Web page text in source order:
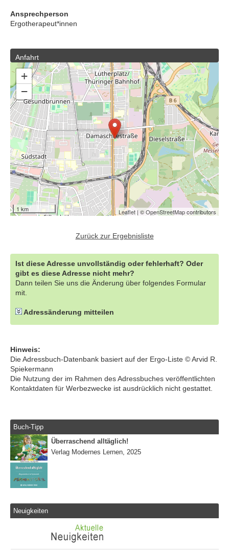
Ansprechperson
Ergotherapeut*innen
Anfahrt
+
−
1 km Leaflet | ©OpenStreetMapcontributors
Zurück zur Ergebnisliste
Ist diese Adresse unvollständig oder fehlerhaft? Oder
gibt es diese Adresse nicht mehr?
Dann teilen Sie uns die Änderung über folgendes Formular
mit.
Adressänderung mitteilen
Hinweis:
Die Adressbuch-Datenbank basiert auf der Ergo-Liste © Arvid R.
Spiekermann
Die Nutzung der im Rahmen des Adressbuches veröffentlichten
Kontaktdaten für Werbezwecke ist ausdrücklich nicht gestattet.
Buch-Tipp
Überraschend alltäglich!
Verlag Modernes Lernen, 2025
Neuigkeiten